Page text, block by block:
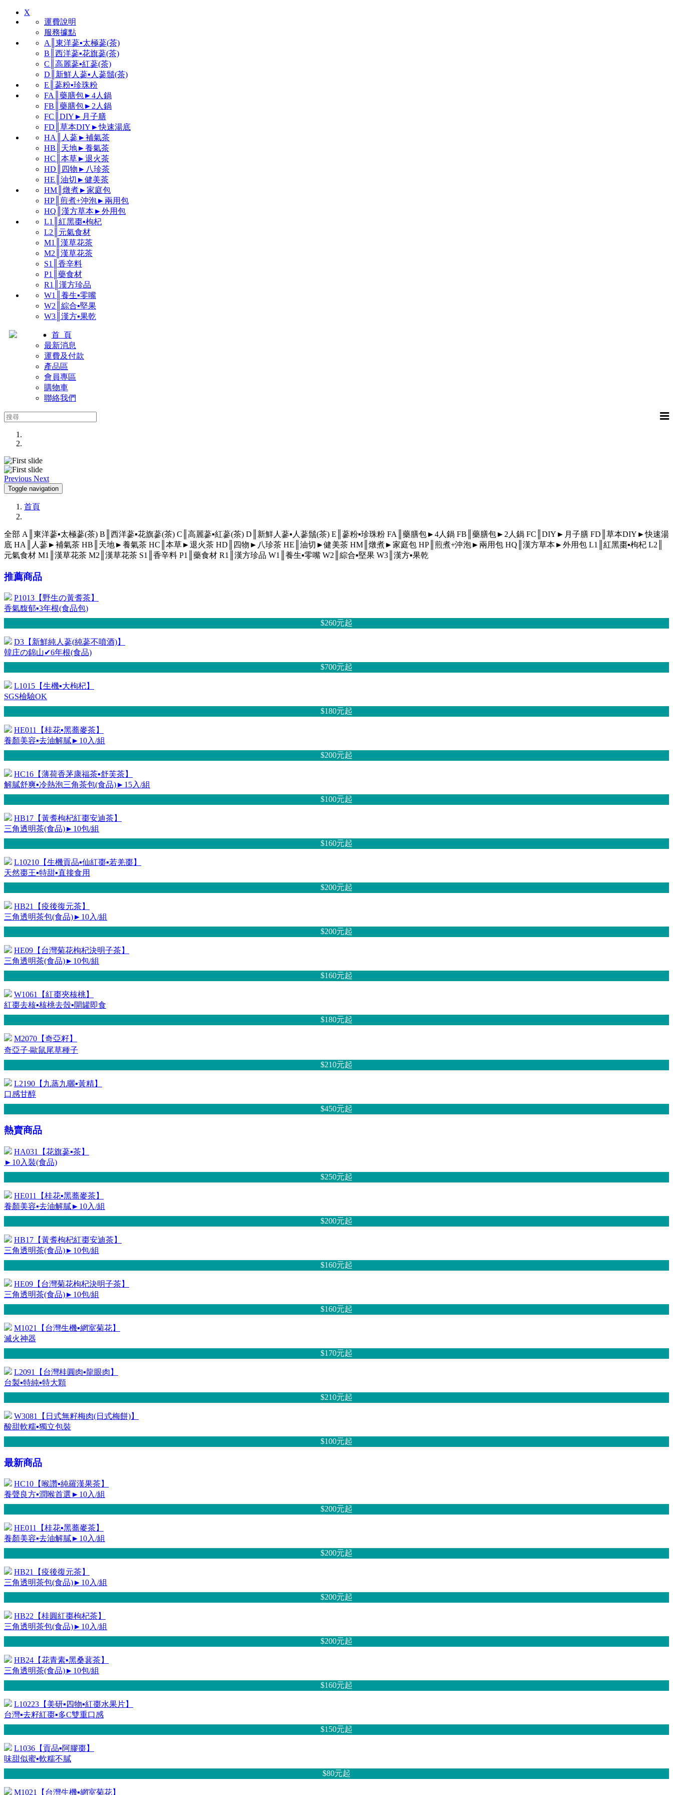
X
運費說明
服務據點
A║東洋蔘▪太極蔘(茶)
B║西洋蔘▪花旗蔘(茶)
C║高麗蔘▪紅蔘(茶)
D║新鮮人蔘▪人蔘鬚(茶)
E║蔘粉▪珍珠粉
FA║藥膳包►4人鍋
FB║藥膳包►2人鍋
FC║DIY►月子膳
FD║草本DIY►快速湯底
HA║人蔘►補氣茶
HB║天地►養氣茶
HC║本草►退火茶
HD║四物►八珍茶
HE║油切►健美茶
HM║燉煮►家庭包
HP║煎煮+沖泡►兩用包
HQ║漢方草本►外用包
L1║紅黑棗▪枸杞
L2║元氣食材
M1║漢草花茶
M2║漢草花茶
S1║香辛料
P1║藥食材
R1║漢方珍品
W1║養生▪零嘴
W2║綜合▪堅果
W3║漢方▪果乾
首 頁
最新消息
運費及付款
產品區
會員專區
購物車
聯絡我們
Previous Next
Toggle navigation
首頁
全部 A║東洋蔘▪太極蔘(茶) B║西洋蔘▪花旗蔘(茶) C║高麗蔘▪紅蔘(茶) D║新鮮人蔘▪人蔘鬚(茶) E║蔘粉▪珍珠粉 FA║藥膳包►4人鍋 FB║藥膳包►2人鍋 FC║DIY►月子膳 FD║草本DIY►快速湯
底 HA║人蔘►補氣茶 HB║天地►養氣茶 HC║本草►退火茶 HD║四物►八珍茶 HE║油切►健美茶 HM║燉煮►家庭包 HP║煎煮+沖泡►兩用包 HQ║漢方草本►外用包 L1║紅黑棗▪枸杞 L2║
元氣食材 M1║漢草花茶 M2║漢草花茶 S1║香辛料 P1║藥食材 R1║漢方珍品 W1║養生▪零嘴 W2║綜合▪堅果 W3║漢方▪果乾
推薦商品
P1013【野生の黃耆茶】
香氣馥郁▪3年根(食品包)
$260元起
D3【新鮮純人蔘(純蔘不噴酒)】
韓庄の錦山✔6年根(食品)
$700元起
L1015【生機▪大枸杞】
SGS檢驗OK
$180元起
HE011【桂花▪黑蕎麥茶】
養顏美容▪去油解膩►10入/組
$200元起
HC16【薄荷香茅康福茶▪舒芙茶】
解膩舒爽▪冷熱泡三角茶包(食品)►15入/組
$100元起
HB17【黃耆枸杞紅棗安迪茶】
三角透明茶(食品)►10包/組
$160元起
L10210【生機貢品▪仙紅棗▪若羌棗】
天然棗王▪特甜▪直接食用
$200元起
HB21【疫後復元茶】
三角透明茶包(食品)►10入/組
$200元起
HE09【台灣菊花枸杞決明子茶】
三角透明茶(食品)►10包/組
$160元起
W1061【紅棗夾核桃】
紅棗去核▪核桃去殼▪開罐即食
$180元起
M2070【奇亞籽】
奇亞子‧歐鼠尾草種子
$210元起
L2190【九蒸九曬▪黃精】
口感甘醇
$450元起
熱賣商品
HA031【花旗蔘▪茶】
►10入裝(食品)
$250元起
HE011【桂花▪黑蕎麥茶】
養顏美容▪去油解膩►10入/組
$200元起
HB17【黃耆枸杞紅棗安迪茶】
三角透明茶(食品)►10包/組
$160元起
HE09【台灣菊花枸杞決明子茶】
三角透明茶(食品)►10包/組
$160元起
M1021【台灣生機▪網室菊花】
滅火神器
$170元起
L2091【台灣桂圓肉▪龍眼肉】
台製▪特純▪特大顆
$210元起
W3081【日式無籽梅肉(日式梅餅)】
酸甜軟糯▪獨立包裝
$100元起
最新商品
HC10【喉讚▪純羅漢果茶】
養聲良方▪潤喉首選►10入/組
$200元起
HE011【桂花▪黑蕎麥茶】
養顏美容▪去油解膩►10入/組
$200元起
HB21【疫後復元茶】
三角透明茶包(食品)►10入/組
$200元起
HB22【桂圓紅棗枸杞茶】
三角透明茶包(食品)►10入/組
$200元起
HB24【花青素▪黑桑葚茶】
三角透明茶(食品)►10包/組
$160元起
L10223【美研▪四物▪紅棗水果片】
台灣▪去籽紅棗▪多C雙重口感
$150元起
L1036【貢品▪阿膠棗】
味甜似蜜▪軟糯不膩
$80元起
M1021【台灣生機▪網室菊花】